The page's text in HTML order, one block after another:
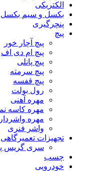
الکتریکی
بکسل و سیم بکسل
پنچرگیری
پیچ
پیچ آچار خور
پیچ ام دی اف
پیچ پانلی
پیچ سرمته
پیچ قفسه
رول بولت
مهره آهنی
مهره کاسه
مهره واشردار
واشر فنری
تجهیزات تعمیرگاهی
سری گریس
چسب
خودرویی